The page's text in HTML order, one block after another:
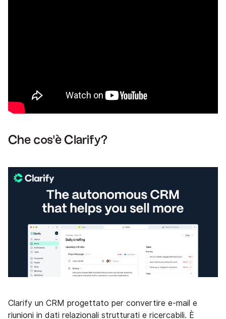
Che cos'è Clarify?
Clarify un CRM progettato per convertire e-mail e
riunioni in dati relazionali strutturati e ricercabili. È